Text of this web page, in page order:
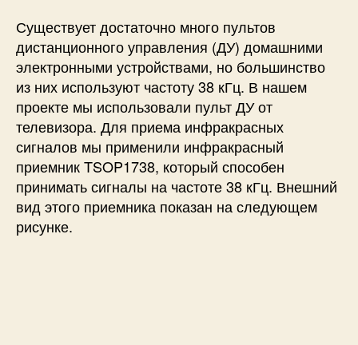
Существует достаточно много пультов
дистанционного управления (ДУ) домашними
электронными устройствами, но большинство
из них используют частоту 38 кГц. В нашем
проекте мы использовали пульт ДУ от
телевизора. Для приема инфракрасных
сигналов мы применили инфракрасный
приемник TSOP1738, который способен
принимать сигналы на частоте 38 кГц. Внешний
вид этого приемника показан на следующем
рисунке.